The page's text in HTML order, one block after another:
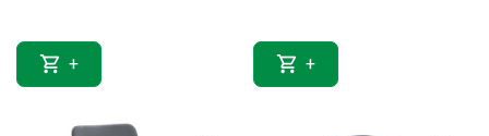
 +  +